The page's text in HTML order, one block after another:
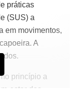
práticas
(SUS) a
em movimentos,
A
princípio a